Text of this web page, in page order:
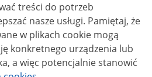
treści do potrzeb
usługi. Pamiętaj, że
w plikach cookie mogą
konkretnego urządzenia lub
a więc potencjalnie stanowić